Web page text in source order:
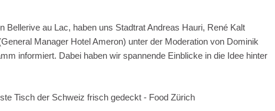
au Lac, haben uns Stadtrat Andreas Hauri, René Kalt
Manager Hotel Ameron) unter der Moderation von Dominik
informiert. Dabei haben wir spannende Einblicke in die Idee hinter